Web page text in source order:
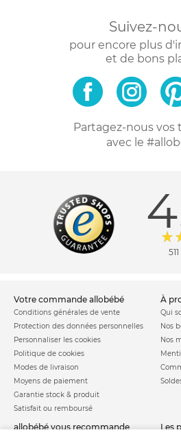
Suivez-
pour encore plus
et de bons
Partagez-nous vos
avec le
votre commande allobébé
Conditions générales de vente
Protection des données personnelles
Personnaliser les cookies
Politique de cookies
Modes de livraison
Moyens de paiement
Garantie stock & produit
Satisfait ou remboursé
à
Qui
Nos
Nos
allobébé vous recommande les